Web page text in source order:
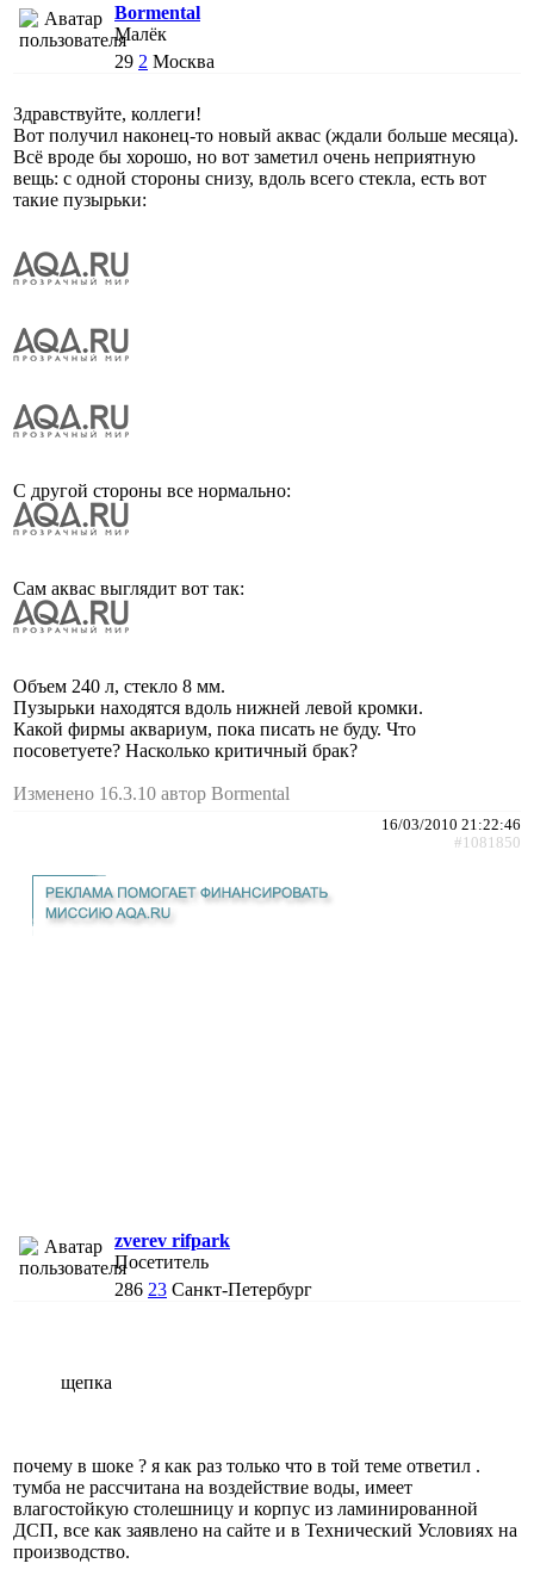
Bormental
Малёк
29 2 Москва
Здравствуйте, коллеги!
Вот получил наконец-то новый аквас (ждали больше месяца).
Всё вроде бы хорошо, но вот заметил очень неприятную
вещь: с одной стороны снизу, вдоль всего стекла, есть вот
такие пузырьки:
С другой стороны все нормально:
Сам аквас выглядит вот так:
Объем 240 л, стекло 8 мм.
Пузырьки находятся вдоль нижней левой кромки.
Какой фирмы аквариум, пока писать не буду. Что
посоветуете? Насколько критичный брак?
Изменено 16.3.10 автор Bormental
16/03/2010 21:22:46
#1081850
zverev rifpark
Посетитель
286 23 Санкт-Петербург
щепка
почему в шоке ? я как раз только что в той теме ответил .
тумба не рассчитана на воздействие воды, имеет
влагостойкую столешницу и корпус из ламинированной
ДСП, все как заявлено на сайте и в Технический Условиях на
производство.